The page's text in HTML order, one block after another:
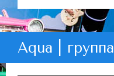
Aqua |